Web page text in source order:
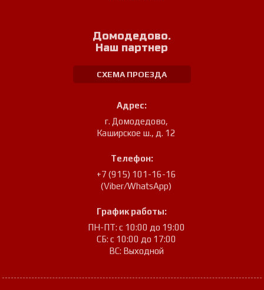
Домодедово.
Наш партнер
СХЕМА ПРОЕЗДА
Адрес:
г. Домодедово,
Каширское ш., д. 12
Телефон:
+7 (915) 101-16-16
(Viber/WhatsApp)
График работы:
ПН-ПТ: с 10:00 до 19:00
СБ: с 10:00 до 17:00
ВС: Выходной